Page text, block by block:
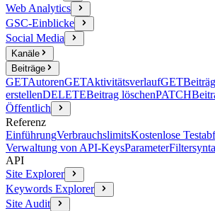
Web Analytics
GSC-Einblicke
Social Media
Kanäle
Beiträge
GETAutorenGETAktivitätsverlaufGET
erstellenDELETEBeitrag löschenPATCH
Öffentlich
Referenz
EinführungVerbrauchslimitsKostenlose
Verwaltung von API-KeysParameter
API
Site Explorer
Keywords Explorer
Site Audit